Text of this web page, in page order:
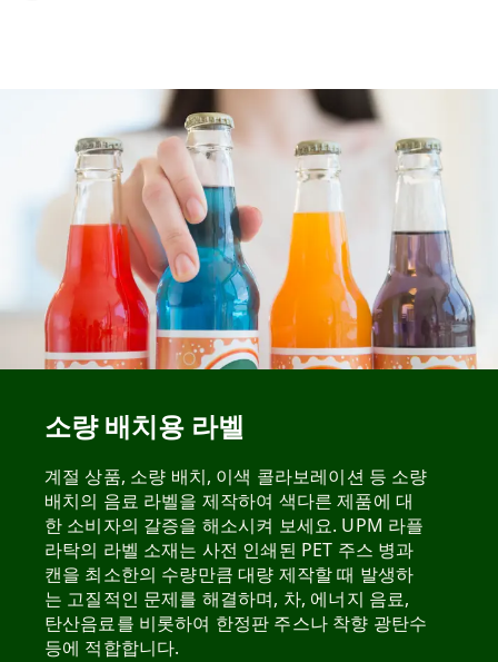
소량 배치용 라벨
계절 상품, 소량 배치, 이색 콜라보레이션 등 소량
배치의 음료 라벨을 제작하여 색다른 제품에 대
한 소비자의 갈증을 해소시켜 보세요. UPM 라플
라탁의 라벨 소재는 사전 인쇄된 PET 주스 병과
캔을 최소한의 수량만큼 대량 제작할 때 발생하
는 고질적인 문제를 해결하며, 차, 에너지 음료,
탄산음료를 비롯하여 한정판 주스나 착향 광탄수
등에 적합합니다.